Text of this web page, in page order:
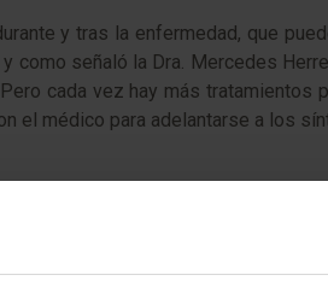
y tras la enfermedad, que
señaló la Dra. Mercedes
cada vez hay más tratamientos
el médico para adelantarse a los
y Elena de Iracheta) que
la autoestima de la mujer.